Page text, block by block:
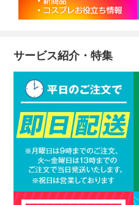
サービス紹介・特集